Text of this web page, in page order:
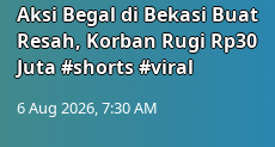
Aksi Begal di Bekasi Buat
Resah, Korban Rugi Rp30
Juta #shorts #viral
6 Aug 2026, 7:30 AM